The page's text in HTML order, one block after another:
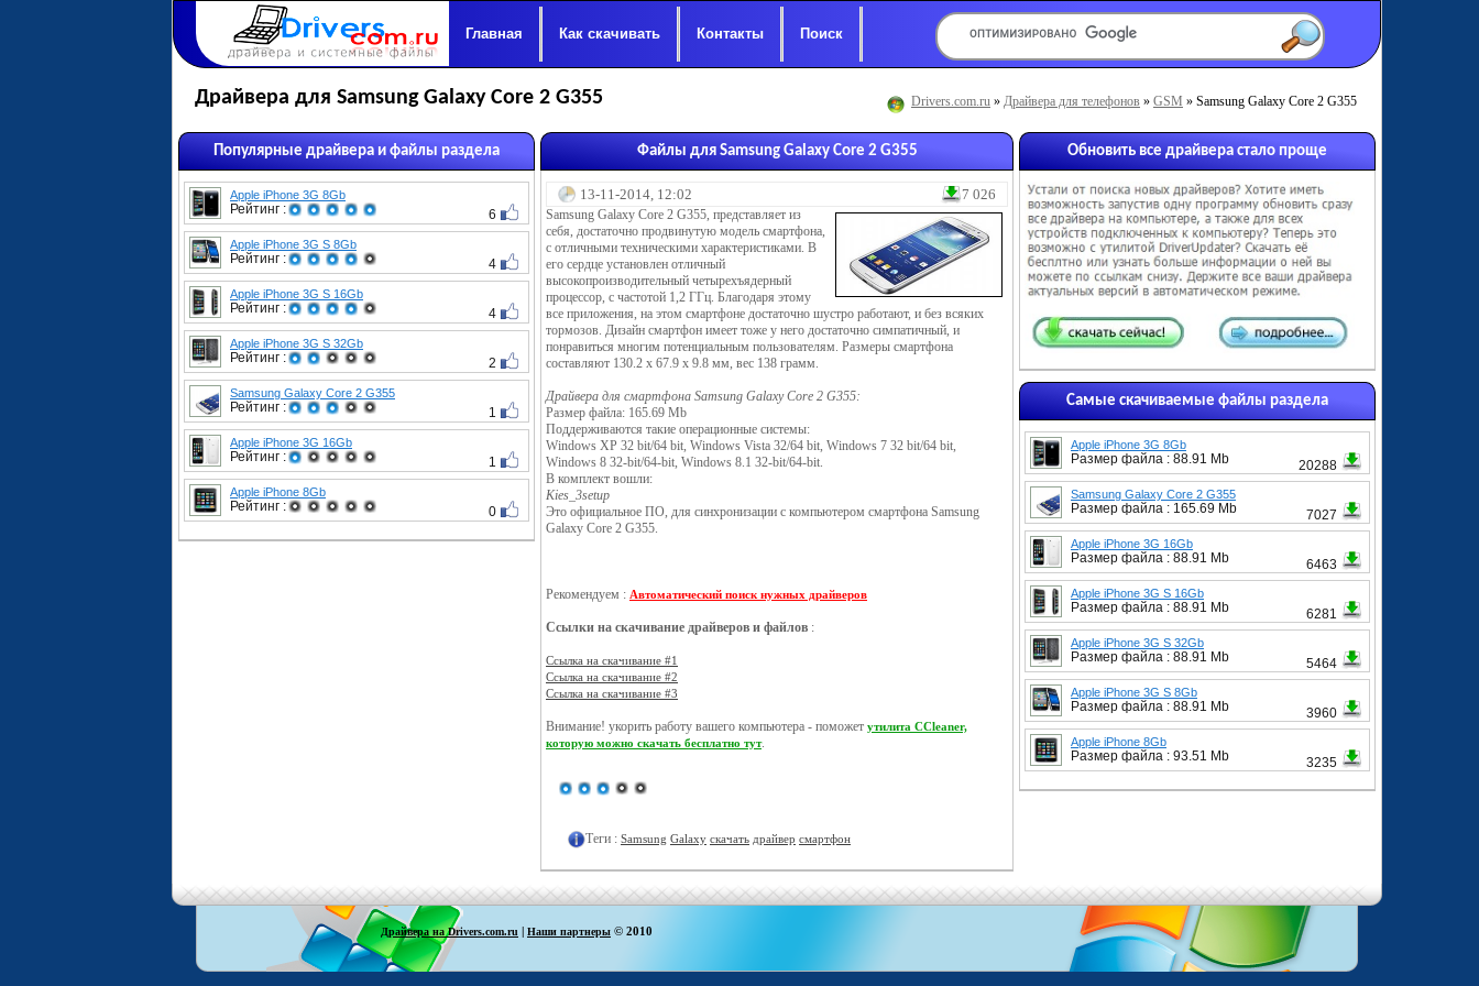
Главная Как скачивать Контакты Поиск
Драйвера для Samsung Galaxy Core 2 G355 Drivers.com.ru » Драйвера для телефонов » GSM » Samsung Galaxy Core 2 G355
Популярные драйвера и файлы раздела
Apple iPhone 3G 8Gb
Рейтинг : 6
Apple iPhone 3G S 8Gb
Рейтинг : 4
Apple iPhone 3G S 16Gb
Рейтинг : 4
Apple iPhone 3G S 32Gb
Рейтинг : 2
Samsung Galaxy Core 2 G355
Рейтинг : 1
Apple iPhone 3G 16Gb
Рейтинг : 1
Apple iPhone 8Gb
Рейтинг : 0
Обновить все драйвера стало проще
Самые скачиваемые файлы раздела
Apple iPhone 3G 8Gb
Размер файла : 88.91 Mb 20288
Samsung Galaxy Core 2 G355
Размер файла : 165.69 Mb 7027
Apple iPhone 3G 16Gb
Размер файла : 88.91 Mb 6463
Apple iPhone 3G S 16Gb
Размер файла : 88.91 Mb 6281
Apple iPhone 3G S 32Gb
Размер файла : 88.91 Mb 5464
Apple iPhone 3G S 8Gb
Размер файла : 88.91 Mb 3960
Apple iPhone 8Gb
Размер файла : 93.51 Mb 3235
Файлы для Samsung Galaxy Core 2 G355
13-11-2014, 12:02 7 026
Samsung Galaxy Core 2 G355, представляет из
себя, достаточно продвинутую модель смартфона,
с отличными техническими характеристиками. В
его сердце установлен отличный
высокопроизводительный четырехъядерный
процессор, с частотой 1,2 ГГц. Благодаря этому
все приложения, на этом смартфоне достаточно шустро работают, и без всяких
тормозов. Дизайн смартфон имеет тоже у него достаточно симпатичный, и
понравиться многим потенциальным пользователям. Размеры смартфона
составляют 130.2 х 67.9 х 9.8 мм, вес 138 грамм.
Драйвера для смартфона Samsung Galaxy Core 2 G355:
Размер файла: 165.69 Mb
Поддерживаются такие операционные системы:
Windows XP 32 bit/64 bit, Windows Vista 32/64 bit, Windows 7 32 bit/64 bit,
Windows 8 32-bit/64-bit, Windows 8.1 32-bit/64-bit.
В комплект вошли:
Kies_3setup
Это официальное ПО, для синхронизации с компьютером смартфона Samsung
Galaxy Core 2 G355.
Рекомендуем : Автоматический поиск нужных драйверов
Ссылки на скачивание драйверов и файлов :
Ссылка на скачивание #1
Ссылка на скачивание #2
Ссылка на скачивание #3
Внимание! укорить работу вашего компьютера - поможет утилита CCleaner,
которую можно скачать бесплатно тут.
Теги : Samsung Galaxy скачать драйвер смартфон
Драйвера на Drivers.com.ru | Наши партнеры © 2010